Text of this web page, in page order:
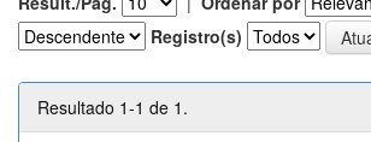
Registro(s)
Resultado 1-1 de 1.